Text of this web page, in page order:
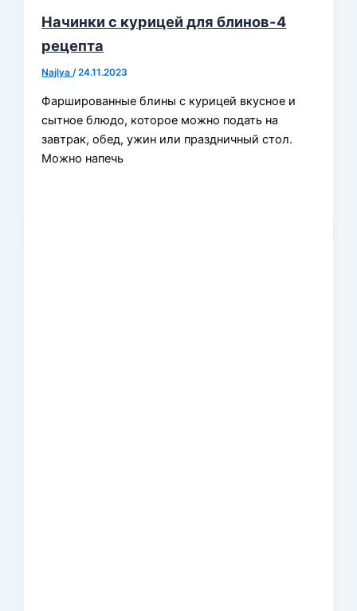
Начинки с курицей для блинов-4
рецепта
Najlya/24.11.2023
Фаршированные блины с курицей вкусное и
сытное блюдо, которое можно подать на
завтрак, обед, ужин или праздничный стол.
Можно напечь